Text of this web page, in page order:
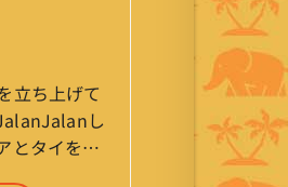
立ち上げて
し
とタイを行